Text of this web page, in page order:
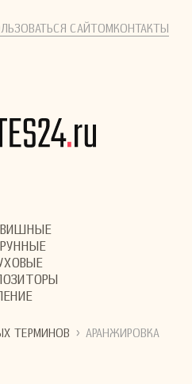
САЙТОМКОНТАКТЫ
ТЕРМИНОВ › АРАНЖИРОВКА